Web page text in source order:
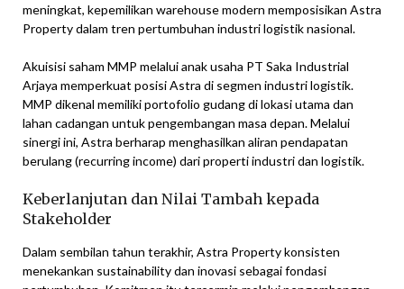
meningkat, kepemilikan warehouse modern memposisikan Astra
Property dalam tren pertumbuhan industri logistik nasional.
Akuisisi saham MMP melalui anak usaha PT Saka Industrial
Arjaya memperkuat posisi Astra di segmen industri logistik.
MMP dikenal memiliki portofolio gudang di lokasi utama dan
lahan cadangan untuk pengembangan masa depan. Melalui
sinergi ini, Astra berharap menghasilkan aliran pendapatan
berulang (recurring income) dari properti industri dan logistik.
Keberlanjutan dan Nilai Tambah kepada
Stakeholder
Dalam sembilan tahun terakhir, Astra Property konsisten
menekankan sustainability dan inovasi sebagai fondasi